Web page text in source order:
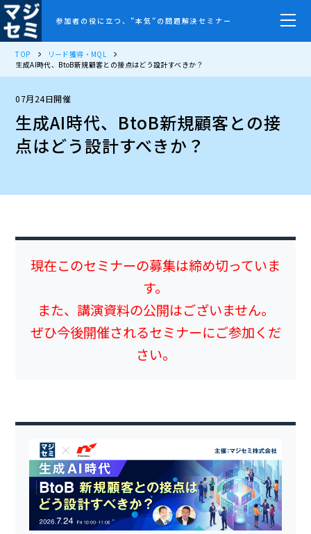
参加者の役に立つ、”本気”の問題解決セミナー
TOP
リード獲得・MQL
生成AI時代、BtoB新規顧客との接点はどう設計すべきか？
07月24日開催
生成AI時代、BtoB新規顧客との接
点はどう設計すべきか？
現在このセミナーの募集は締め切っていま
す。
また、講演資料の公開はございません。
ぜひ今後開催されるセミナーにご参加くだ
さい。